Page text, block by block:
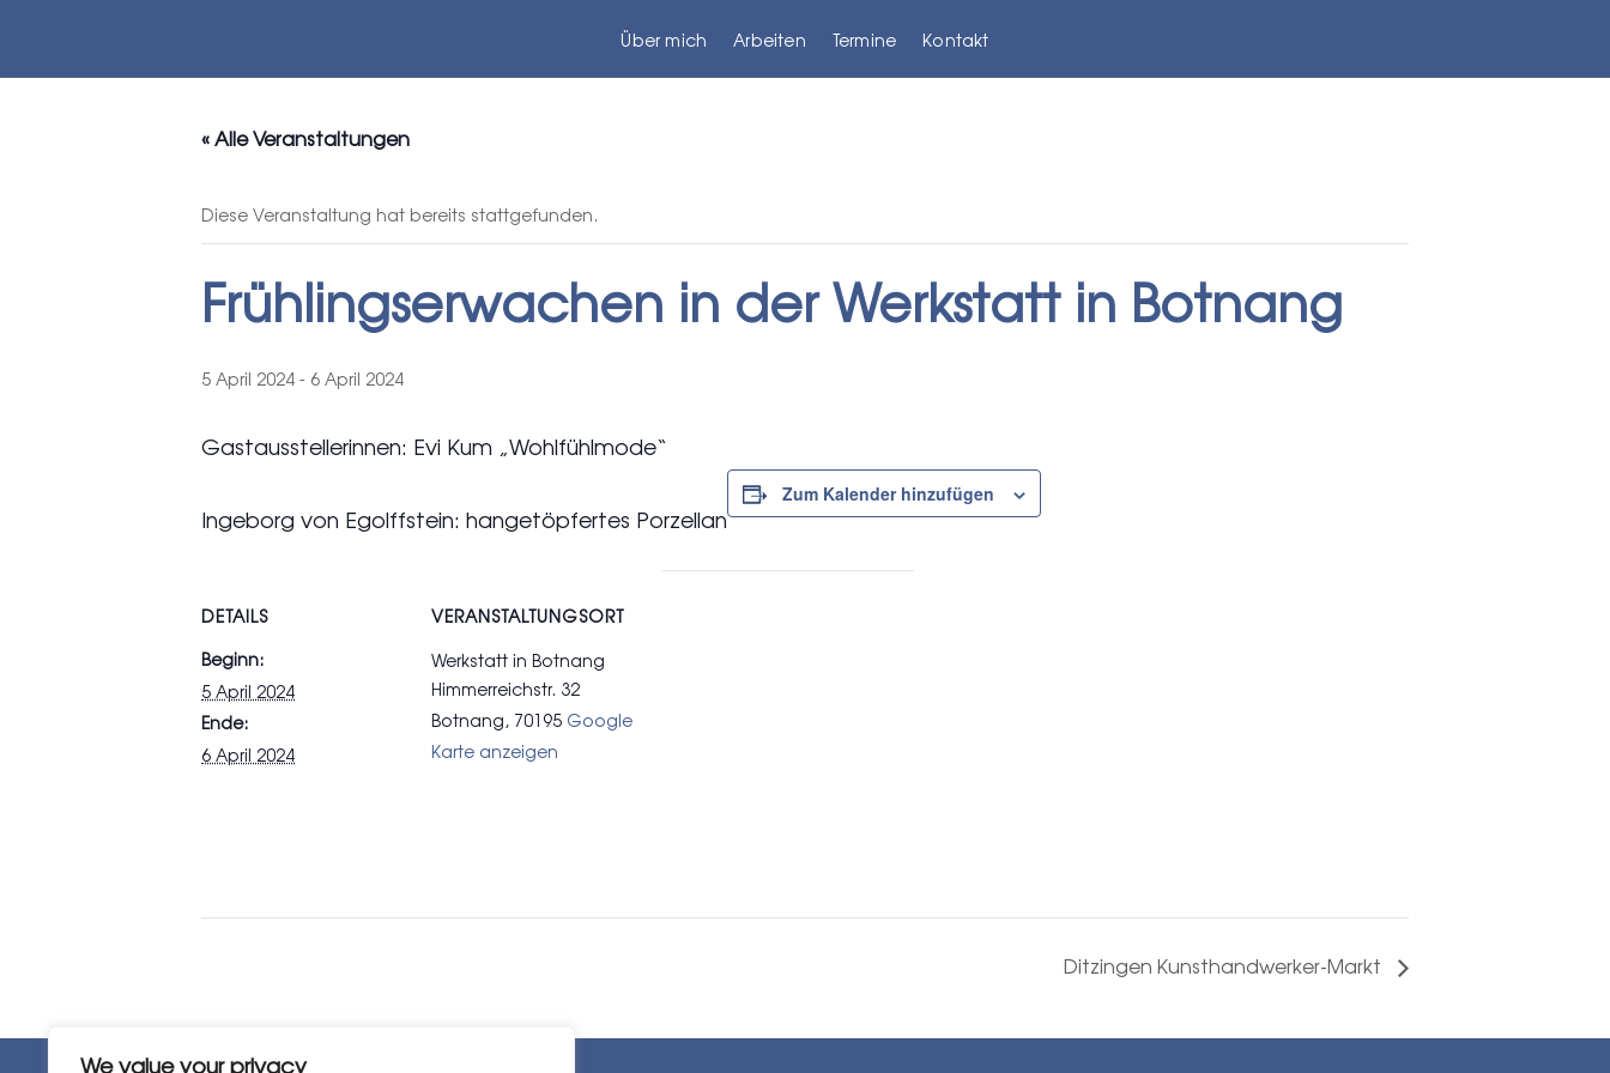
We value your privacy
Über mich Arbeiten Termine Kontakt
« Alle Veranstaltungen
Diese Veranstaltung hat bereits stattgefunden.
Frühlingserwachen in der Werkstatt in Botnang
5 April 2024 - 6 April 2024
Gastausstellerinnen: Evi Kum „Wohlfühlmode“
Ingeborg von Egolffstein: hangetöpfertes Porzellan
Zum Kalender hinzufügen
DETAILS
Beginn:
5 April 2024
Ende:
6 April 2024
VERANSTALTUNGSORT
Werkstatt in Botnang
Himmerreichstr. 32
Botnang, 70195 Google
Karte anzeigen
Ditzingen Kunsthandwerker-Markt